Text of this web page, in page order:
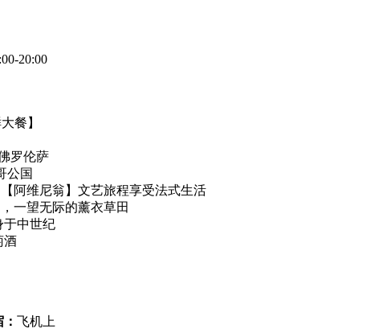
20:00
餐】
罗伦萨
公国
阿维尼翁】文艺旅程享受法式生活
一望无际的薰衣草田
中世纪
酒
飞机上